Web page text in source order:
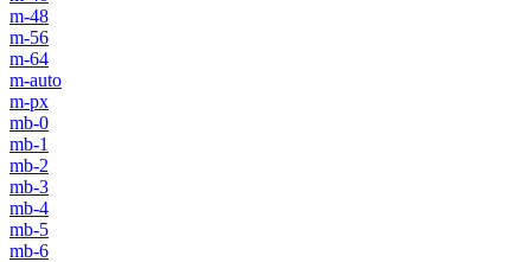
m-48
m-56
m-64
m-auto
m-px
mb-0
mb-1
mb-2
mb-3
mb-4
mb-5
mb-6